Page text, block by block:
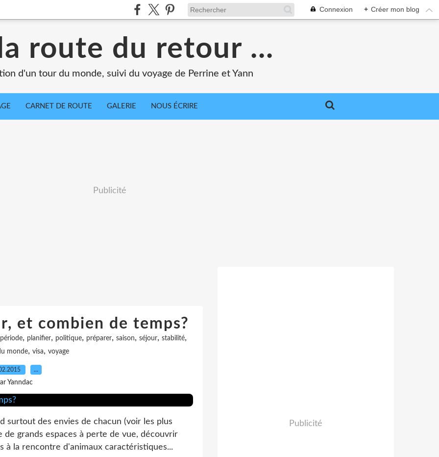
Connexion + Créer mon blog
route du retour ...
d'un tour du monde, suivi du voyage de Perrine et Yann
CARNET DE ROUTE GALERIE NOUS ÉCRIRE
Publicité
et combien de temps?
période, planifier, politique, préparer, saison, séjour, stabilité,
monde, visa, voyage
…
Yanndac
surtout des envies de chacun (voir les plus
de grands espaces à perte de vue, découvrir
à la rencontre d'animaux caractéristiques...
Publicité